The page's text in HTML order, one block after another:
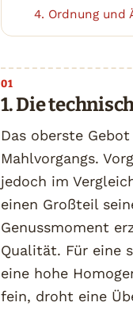
4. Ordnung und
1. Die
Das oberste
Mahlvorgangs.
jedoch im
einen Großteil
Genussmoment
Qualität. Für eine
eine hohe
fein, droht eine